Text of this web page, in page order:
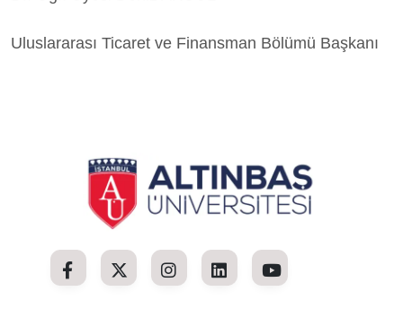
Uluslararası Ticaret ve Finansman Bölümü Başkanı